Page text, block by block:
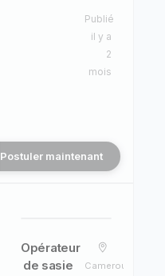
Publié
il y a
2
mois
Postuler maintenant
Opérateur
de sasie
Cameroun,